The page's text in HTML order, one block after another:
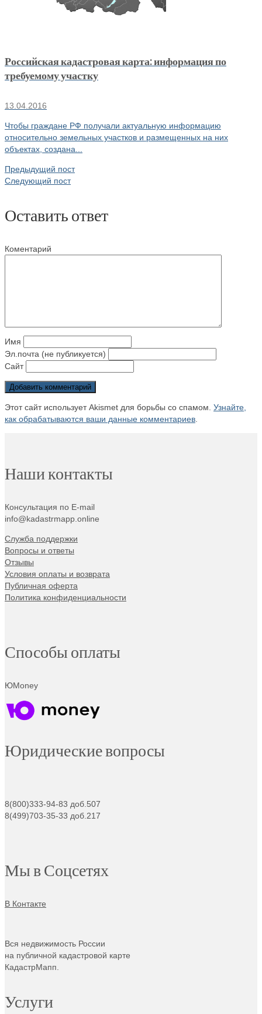
Российская кадастровая карта: информация по
требуемому участку
13.04.2016
Чтобы граждане РФ получали актуальную информацию
относительно земельных участков и размещенных на них
объектах, создана...
Предыдущий пост
Следующий пост
Оставить ответ
Коментарий
Имя
Эл.почта (не публикуется)
Сайт
Этот сайт использует Akismet для борьбы со спамом. Узнайте,
как обрабатываются ваши данные комментариев
Наши контакты
Консультация по E-mail
info@kadastrmapp.online
Служба поддержки
Вопросы и ответы
Отзывы
Условия оплаты и возврата
Публичная оферта
Политика конфиденциальности
Способы оплаты
ЮMoney
Юридические вопросы
8(800)333-94-83 доб.507
8(499)703-35-33 доб.217
Мы в Соцсетях
В Контакте
Вся недвижимость России
на публичной кадастровой карте
КадастрМапп.
Услуги